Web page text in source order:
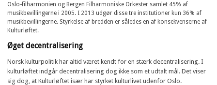
Oslo-filharmonien og Bergen Filharmoniske Orkester samlet 45% af
musikbevillingerne i 2005. I 2013 udgør disse tre institutioner kun 36% af
musikbevillingerne. Styrkelse af bredden er således en af konsekvenserne af
Kulturløftet.
Øget decentralisering
Norsk kulturpolitik har altid været kendt for en stærk decentralisering. I
kulturløftet indgår decentralisering dog ikke som et udtalt mål. Det viser
sig dog, at Kulturløftet især har styrket kulturlivet udenfor Oslo.